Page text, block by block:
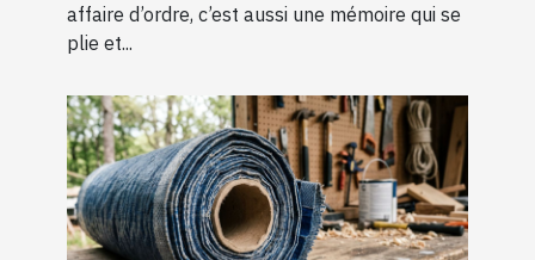
affaire d’ordre, c’est aussi une mémoire qui se
plie et...